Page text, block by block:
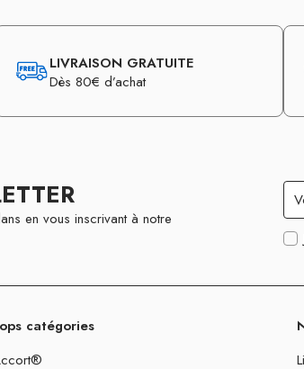
LIVRAISON GRATUITE
Dès 80€ d’achat
en vous inscrivant à notre
catégories